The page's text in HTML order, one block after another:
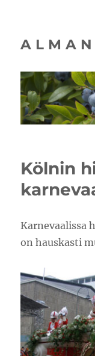
A L M A
Kölnin
Karnevaalissa
on hauskasti